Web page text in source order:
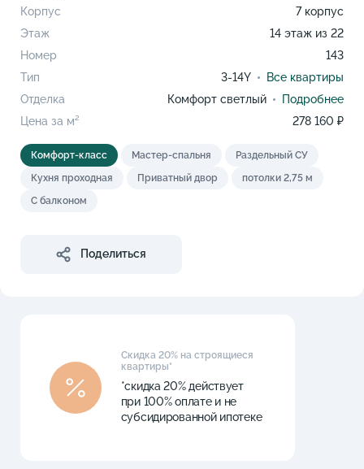
Корпус
7 корпус
Этаж
14 этаж из 22
Номер
143
Тип
3-14Y
Все квартиры
Отделка
Комфорт светлый
Подробнее
Цена за м²
278 160 ₽
Комфорт-класс Мастер-спальня
Раздельный СУ
Кухня проходная
Приватный двор
потолки 2,75 м
С балконом
Поделиться
Скидка 20% на строящиеся
квартиры*
*скидка 20% действует
при 100% оплате и не
субсидированной ипотеке